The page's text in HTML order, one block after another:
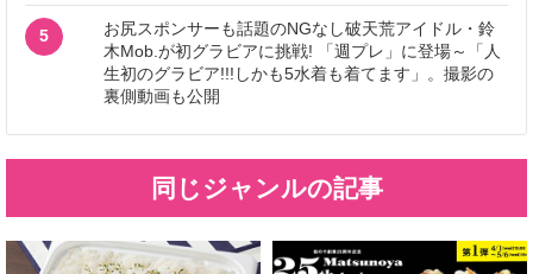
5
お尻スポンサーも話題のNGなし破天荒アイドル・鈴
木Mob.が初グラビアに挑戦! 「週プレ」に登場～「人
生初のグラビア!!!しかも5水着も着てます」。撮影の
裏側動画も公開
同じジャンルの記事